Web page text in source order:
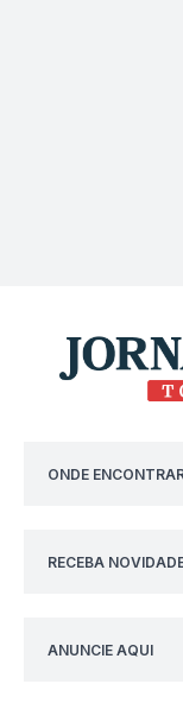
ONDE
RECEBA
ANUNCIE AQUI